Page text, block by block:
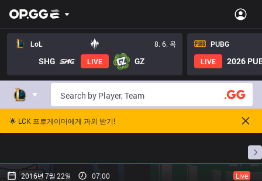
LoL 8. 6. 목
SHG LIVE GZ
PUBG
LIVE
2026
🌟 LCK 프로게이머에게 과외 받기!
프로빌
2016년 7월 22일 07:00 Live